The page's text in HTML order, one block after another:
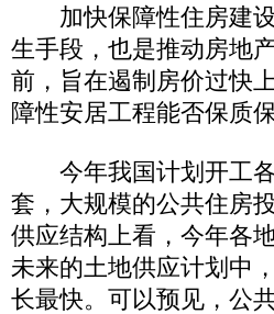
加快保障性住房建设
生手段，也是推动房地
前，旨在遏制房价过快
障性安居工程能否保质
今年我国计划开工各
套，大规模的公共住房
供应结构上看，今年各
未来的土地供应计划中
长最快。可以预见，公